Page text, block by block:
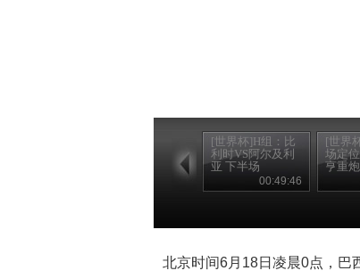
[世界杯]H组：比
利时VS阿尔及利
亚 下半场
00:49:46
[世界
场定
亨重
北京时间6月18日凌晨0点，巴